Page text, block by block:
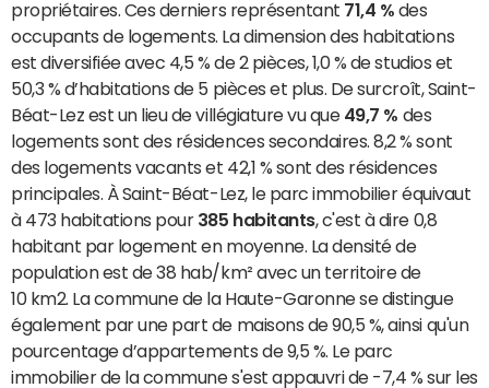
propriétaires. Ces derniers représentant 71,4 % des
occupants de logements. La dimension des habitations
est diversifiée avec 4,5 % de 2 pièces, 1,0 % de studios et
50,3 % d’habitations de 5 pièces et plus. De surcroît, Saint-
Béat-Lez est un lieu de villégiature vu que 49,7 % des
logements sont des résidences secondaires. 8,2 % sont
des logements vacants et 42,1 % sont des résidences
principales. À Saint-Béat-Lez, le parc immobilier équivaut
à 473 habitations pour 385 habitants, c'est à dire 0,8
habitant par logement en moyenne. La densité de
population est de 38 hab/km² avec un territoire de
10 km2. La commune de la Haute-Garonne se distingue
également par une part de maisons de 90,5 %, ainsi qu'un
pourcentage d’appartements de 9,5 %. Le parc
immobilier de la commune s'est appauvri de -7,4 % sur les